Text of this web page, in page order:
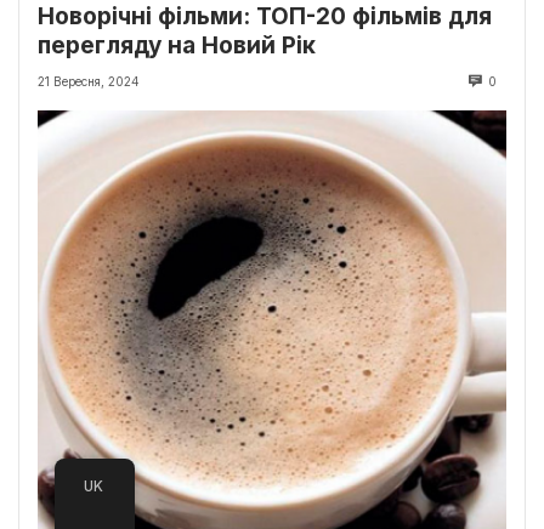
Новорічні фільми: ТОП-20 фільмів для
перегляду на Новий Рік
21 Вересня, 2024 0
UK